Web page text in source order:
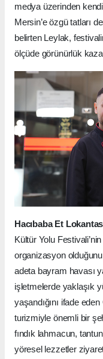
medya üzerinden
Mersin’e özgü tatları
belirten Leylak,
ölçüde görünürlük
Hacıbaba Et
Kültür Yolu Festivali’nin
organizasyon
adeta bayram havası
işletmelerde yaklaşık
yaşandığını ifade
turizmiyle önemli bir
fındık lahmacun,
yöresel lezzetler